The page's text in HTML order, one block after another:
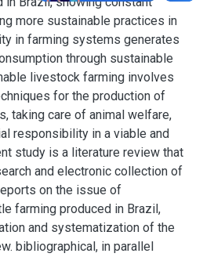
more sustainable practices in
in farming systems generates
through sustainable
livestock farming involves
for the production of
taking care of animal welfare,
responsibility in a viable and
study is a literature review that
and electronic collection of
on the issue of
farming produced in Brazil,
and systematization of the
bibliographical, in parallel